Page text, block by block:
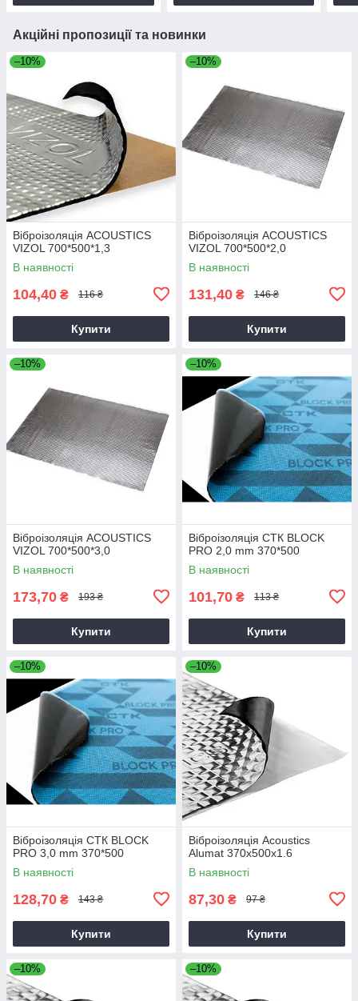
Акційні пропозиції та новинки
–10%
Віброізоляція ACOUSTICS
VIZOL 700*500*1,3
В наявності
104,40 ₴ 116 ₴
Купити
–10%
Віброізоляція ACOUSTICS
VIZOL 700*500*2,0
В наявності
131,40 ₴ 146 ₴
Купити
–10%
Віброізоляція ACOUSTICS
VIZOL 700*500*3,0
В наявності
173,70 ₴ 193 ₴
Купити
–10%
Віброізоляція СТК BLOCK
PRO 2,0 mm 370*500
В наявності
101,70 ₴ 113 ₴
Купити
–10%
Віброізоляція СТК BLOCK
PRO 3,0 mm 370*500
В наявності
128,70 ₴ 143 ₴
Купити
–10%
Віброізоляція Acoustics
Alumat 370x500x1.6
В наявності
87,30 ₴ 97 ₴
Купити
–10% –10%